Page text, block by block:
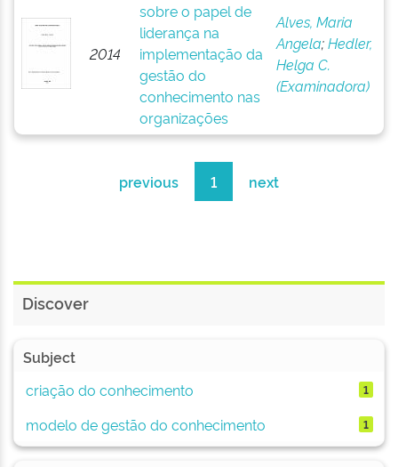
2014
sobre o papel de
liderança na
implementação da
gestão do
conhecimento nas
organizações
Alves, Maria
Angela;Hedler,
Helga C.
(Examinadora)
previous 1 next
Discover
Subject
criação do conhecimento
1
modelo de gestão do conhecimento 1